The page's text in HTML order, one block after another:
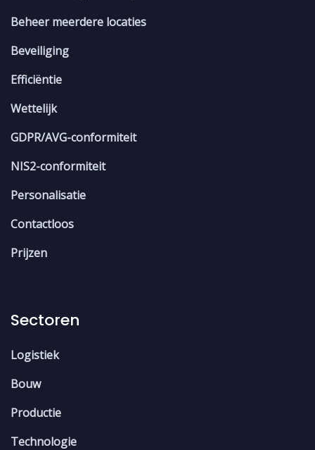
Beheer meerdere locaties
Beveiliging
Efficiëntie
Wettelijk
GDPR/AVG-conformiteit
NIS2-conformiteit
Personalisatie
Contactloos
Prijzen
Sectoren
Logistiek
Bouw
Productie
Technologie